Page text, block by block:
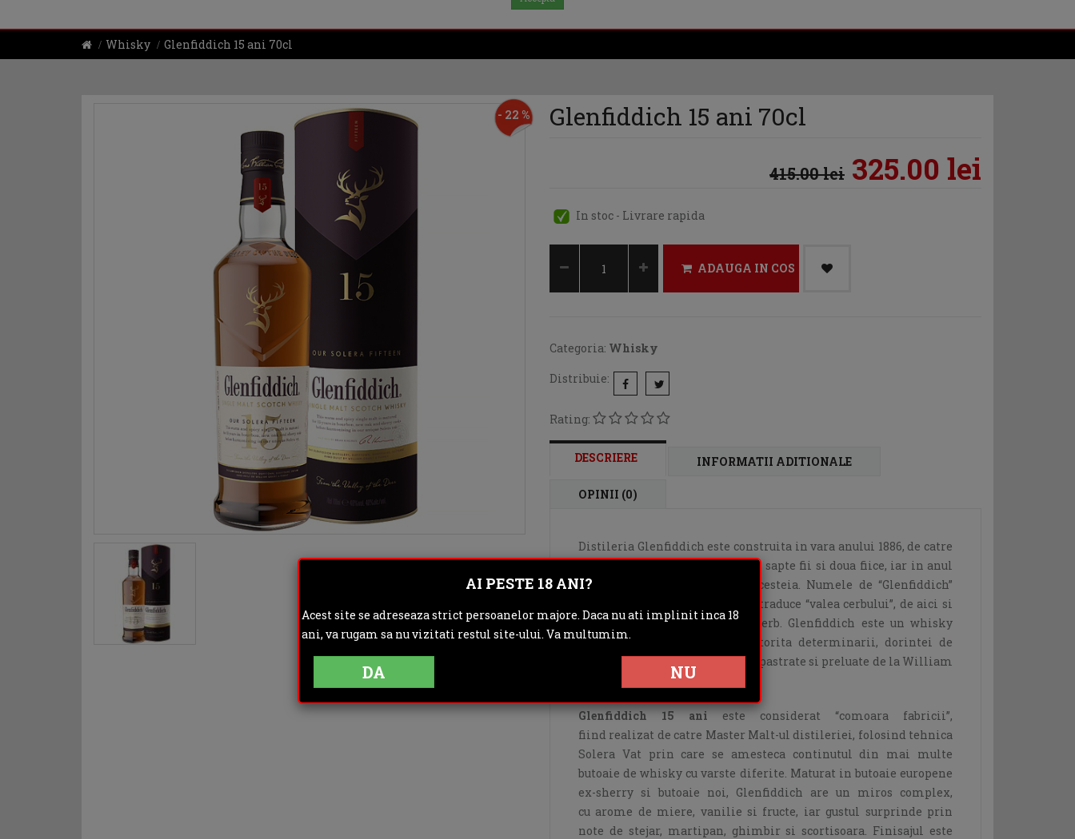
Whisky Glenfiddich 15 ani 70cl
- 22 % Glenfiddich 15 ani 70cl
415.00 lei 325.00 lei
In stoc - Livrare rapida
ADAUGA IN COS
Categoria: Whisky
Distribuie:
Rating:
DESCRIERE INFORMATII ADITIONALE
OPINII (0)
Distileria Glenfiddich este construita in vara anului 1886, de catre
William Grant impreuna cu cei sapte fii si doua fiice, iar in anul
1887 reusesc sa puna bazele acesteia. Numele de “Glenfiddich”
provine din limba galeza si se traduce “valea cerbului”, de aici si
eticheta ce intruchipeaza un cerb. Glenfiddich este un whisky
foarte apreciat si premiat, datorita determinarii, dorintei de
perfectionare si pasiune, valori pastrate si preluate de la William
Glenfiddich 15 ani este considerat “comoara fabricii”,
fiind realizat de catre Master Malt-ul distileriei, folosind tehnica
Solera Vat prin care se amesteca continutul din mai multe
butoaie de whisky cu varste diferite. Maturat in butoaie europene
ex-sherry si butoaie noi, Glenfiddich are un miros complex,
cu arome de miere, vanilie si fructe, iar gustul surprinde prin
note de stejar, martipan, ghimbir si scortisoara. Finisajul este
AI PESTE 18 ANI?
Acest site se adreseaza strict persoanelor majore. Daca nu ati implinit inca 18
ani, va rugam sa nu vizitati restul site-ului. Va multumim.
DA NU